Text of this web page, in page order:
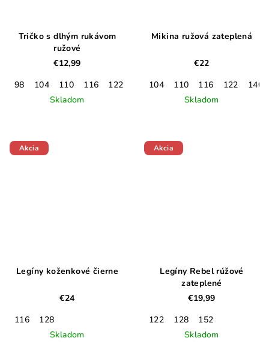
Tričko s dlhým rukávom
ružové
€12,99
98
104 110 116 122
Skladom
Mikina ružová zateplená
€22
104
110 116 122
140
Skladom
Akcia
Legíny koženkové čierne
€24
116
128
Skladom
Akcia
Legíny Rebel rúžové
zateplené
€19,99
122
128
152
Skladom